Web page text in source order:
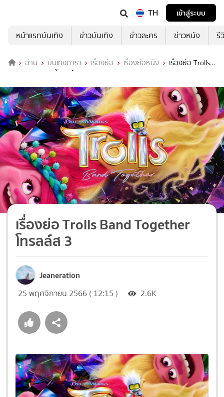
TH
เข้าสู่ระบบ
หน้าแรกบันเทิง
ข่าวบันเทิง ข่าวละคร ข่าวหนัง รี
อ่าน บันเทิงดารา เรื่องย่อ เรื่องย่อหนัง
เรื่องย่อ Trolls
Band Together โทรลล์ส 3
เรื่องย่อ Trolls Band Together
โทรลล์ส 3
Jeaneration
25 พฤศจิกายน 2566 ( 12:15 ) 2.6K